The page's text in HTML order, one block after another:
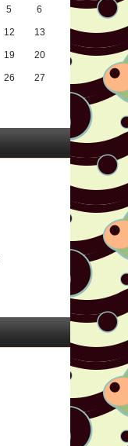
5 6
12 13
19 20
26 27